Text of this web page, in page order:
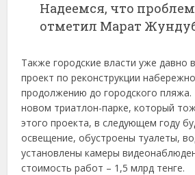
Надеемся, что
отметил Марат
Также городские власти уже давно
проект по реконструкции
продолжению до городского пляжа.
новом триатлон-парке, который
этого проекта, в следующем году
освещение, обустроены туалеты,
установлены камеры
стоимость работ – 1,5 млрд тенге.